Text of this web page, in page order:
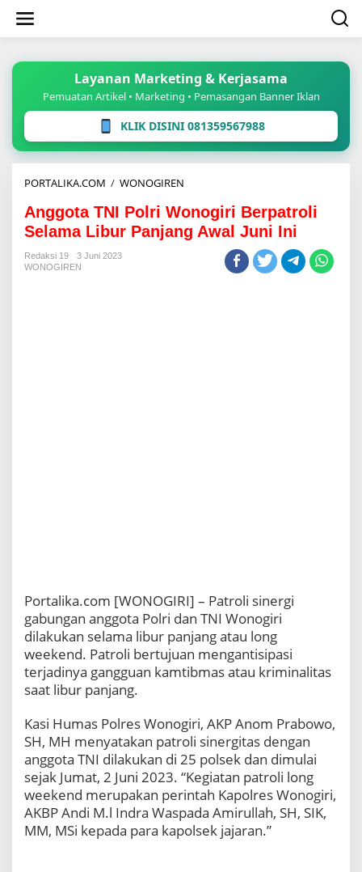
konten
Layanan Marketing & Kerjasama
Pemuatan Artikel • Marketing • Pemasangan Banner Iklan
KLIK DISINI 081359567988
PORTALIKA.COM / WONOGIREN
Polri
Wonogiri
Berpatroli
Anggota TNI Polri Wonogiri Berpatroli
Selama Libur Panjang Awal Juni Ini
Redaksi 19
3 Juni 2023
WONOGIREN
Portalika.com [WONOGIRI] – Patroli sinergi
gabungan anggota Polri dan TNI Wonogiri
dilakukan selama libur panjang atau long
weekend. Patroli bertujuan mengantisipasi
terjadinya gangguan kamtibmas atau kriminalitas
saat libur panjang.
Kasi Humas Polres Wonogiri, AKP Anom Prabowo,
SH, MH menyatakan patroli sinergitas dengan
anggota TNI dilakukan di 25 polsek dan dimulai
sejak Jumat, 2 Juni 2023. “Kegiatan patroli long
weekend merupakan perintah Kapolres Wonogiri,
AKBP Andi M.l Indra Waspada Amirullah, SH, SIK,
MM, MSi kepada para kapolsek jajaran.”